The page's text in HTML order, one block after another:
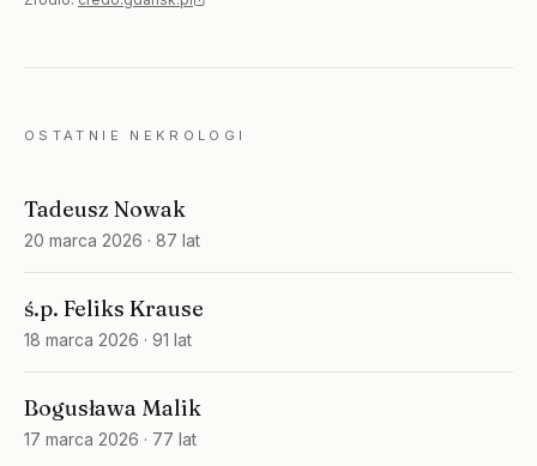
OSTATNIE NEKROLOGI
Tadeusz Nowak
20 marca 2026 · 87 lat
ś.p. Feliks Krause
18 marca 2026 · 91 lat
Bogusława Malik
17 marca 2026 · 77 lat